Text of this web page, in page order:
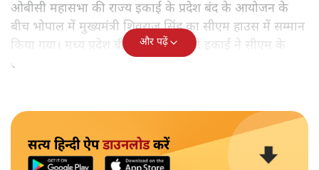
ओबीसी महासभा की राज्य इकाई के प्रदेश बंद के आयोजन के
बीच भोपाल में मुख्यमंत्री शिवराज सिंह का सीएम हाउस में सम्मान
किया गया। मध्य प्रदेश बीजेपी की ओबीसी इकाई ने सीएम के
सम्मान कार्यक्रम का आयोजन रखा था।
और पढ़ें
सत्य हिन्दी ऐपडाउनलोडकरें